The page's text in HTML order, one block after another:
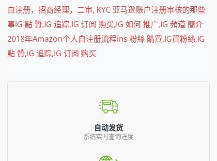
自注册，招商经理，二审, KYC 亚马逊账户注册审核的那些
事IG 點 贊,IG 追踪,IG 订阅 购买,IG 如何 推广,IG 頻道 簡介
2018年Amazon个人自注册流程ins 粉絲 購買,IG買粉絲,IG
點 贊,IG 追踪,IG 订阅 购买
自动发货
系统实时查询进度